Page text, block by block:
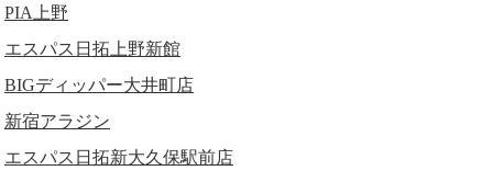
PIA上野
エスパス日拓上野新館
BIGディッパー大井町店
新宿アラジン
エスパス日拓新大久保駅前店